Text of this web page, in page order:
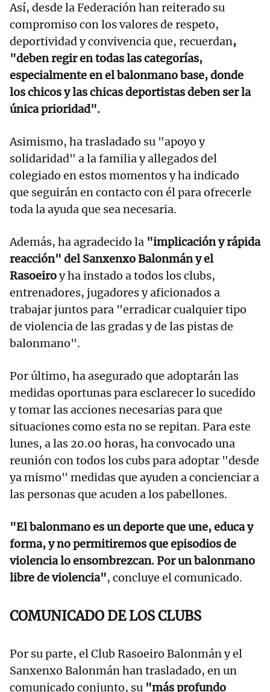
Así, desde la Federación han reiterado su
compromiso con los valores de respeto,
deportividad y convivencia que, recuerdan,
"deben regir en todas las categorías,
especialmente en el balonmano base, donde
los chicos y las chicas deportistas deben ser la
única prioridad".
Asimismo, ha trasladado su "apoyo y
solidaridad" a la familia y allegados del
colegiado en estos momentos y ha indicado
que seguirán en contacto con él para ofrecerle
toda la ayuda que sea necesaria.
Además, ha agradecido la "implicación y rápida
reacción" del Sanxenxo Balonmán y el
Rasoeiroy ha instado a todos los clubs,
entrenadores, jugadores y aficionados a
trabajar juntos para "erradicar cualquier tipo
de violencia de las gradas y de las pistas de
balonmano".
Por último, ha asegurado que adoptarán las
medidas oportunas para esclarecer lo sucedido
y tomar las acciones necesarias para que
situaciones como esta no se repitan. Para este
lunes, a las 20.00 horas, ha convocado una
reunión con todos los cubs para adoptar "desde
ya mismo" medidas que ayuden a concienciar a
las personas que acuden a los pabellones.
"El balonmano es un deporte que une, educa y
forma, y no permitiremos que episodios de
violencia lo ensombrezcan. Por un balonmano
libre de violencia", concluye el comunicado.
COMUNICADO DE LOS CLUBS
Por su parte, el Club Rasoeiro Balonmán y el
Sanxenxo Balonmán han trasladado, en un
comunicado conjunto, su "más profundo